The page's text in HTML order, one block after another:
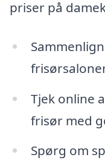
priser på
Tjek online
frisør med
Spørg om